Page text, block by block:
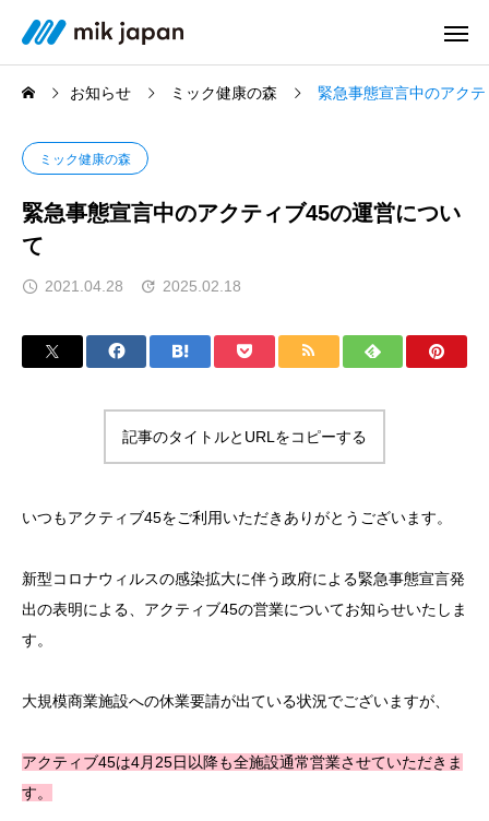
お知らせ ミック健康の森 緊急事態宣言中のアク
ミック健康の森
緊急事態宣言中のアクティブ45の運営につい
て
2021.04.28 2025.02.18
記事のタイトルとURLをコピーする
いつもアクティブ45をご利用いただきありがとうございます。
新型コロナウィルスの感染拡大に伴う政府による緊急事態宣言発
出の表明による、アクティブ45の営業についてお知らせいたしま
す。
大規模商業施設への休業要請が出ている状況でございますが、
アクティブ45は4月25日以降も全施設通常営業させていただきま
す。